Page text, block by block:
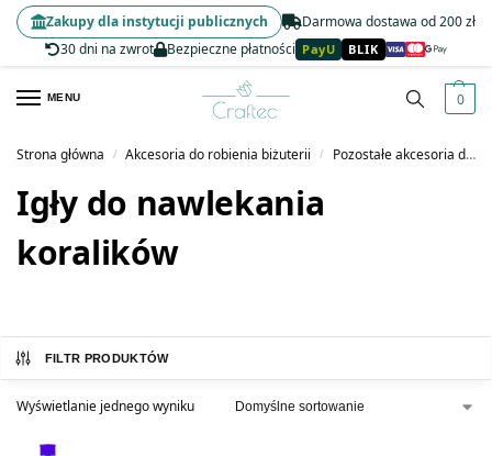
Darmowa dostawa od 200 zł
30 dni na zwrot
Bezpieczne płatności PayU BLIK
Zakupy dla instytucji publicznych
MENU 0
Strona główna / Akcesoria do robienia biżuterii / Pozostałe akcesoria do biżuterii
Igły do nawlekania
koralików
FILTR PRODUKTÓW
Wyświetlanie jednego wyniku